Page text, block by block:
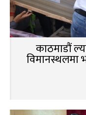
काठमाडौं